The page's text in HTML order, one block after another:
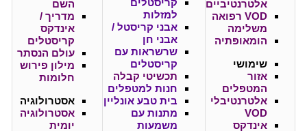
אלטרנטיביים
VOD רפואה
משלימה
הומאופתיה
שימושי
אזור
המטפלים
אלטרנטיבלי
VOD
אינדקס
קריסטלים
למזלות
אבני קריסטל /
אבני חן
שרשראות עם
קריסטלים
תכשיטי קבלה
חנות למטפלים
בית טבע אונליין
מתנות עם
משמעות
השם
מדריך /
אינדקס
קריסטלים
עולם הנסתר
מילון פירוש
חלומות
אסטרולוגיה
אסטרולוגיה
יומית